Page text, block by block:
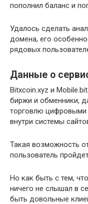
пополнил баланс и
Удалось сделать
домена, его
рядовых
Данные о
Bitxcoin.xyz и
биржи и обменники,
торговлю цифровыми
внутри системы
Такая возможность
пользователь
Но как быть с тем,
ничего не слышал в
быть довольные